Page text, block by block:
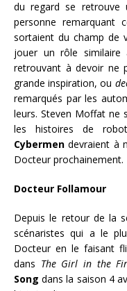
du regard se retrouve
personne remarquant
sortaient du champ de
jouer un rôle
retrouvant à devoir ne
grande inspiration, ou
remarqués par les
leurs. Steven Moffat ne
les histoires de
Cybermen devraient à
Docteur prochainement.
Docteur Follamour
Depuis le retour de la
scénaristes qui a le
Docteur en le faisant
dans The Girl in the
Song dans la saison 4